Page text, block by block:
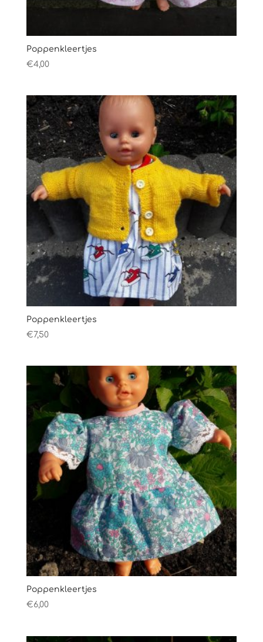
Poppenkleertjes
€4,00
Poppenkleertjes
€ 7,50
Poppenkleertjes
€6,00